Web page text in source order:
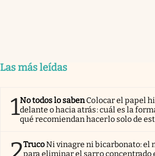
Las más leídas
1No todos lo sabenColocar el papel
delante o hacia atrás: cuál es la
qué recomiendan hacerlo solo de
TrucoNi vinagre ni bicarbonato: el
para eliminar el sarro concentrado